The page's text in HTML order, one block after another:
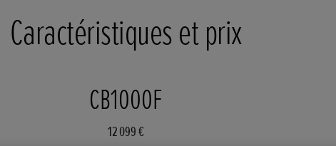
Caractéristiques et prix
CB1000F
12 099 €